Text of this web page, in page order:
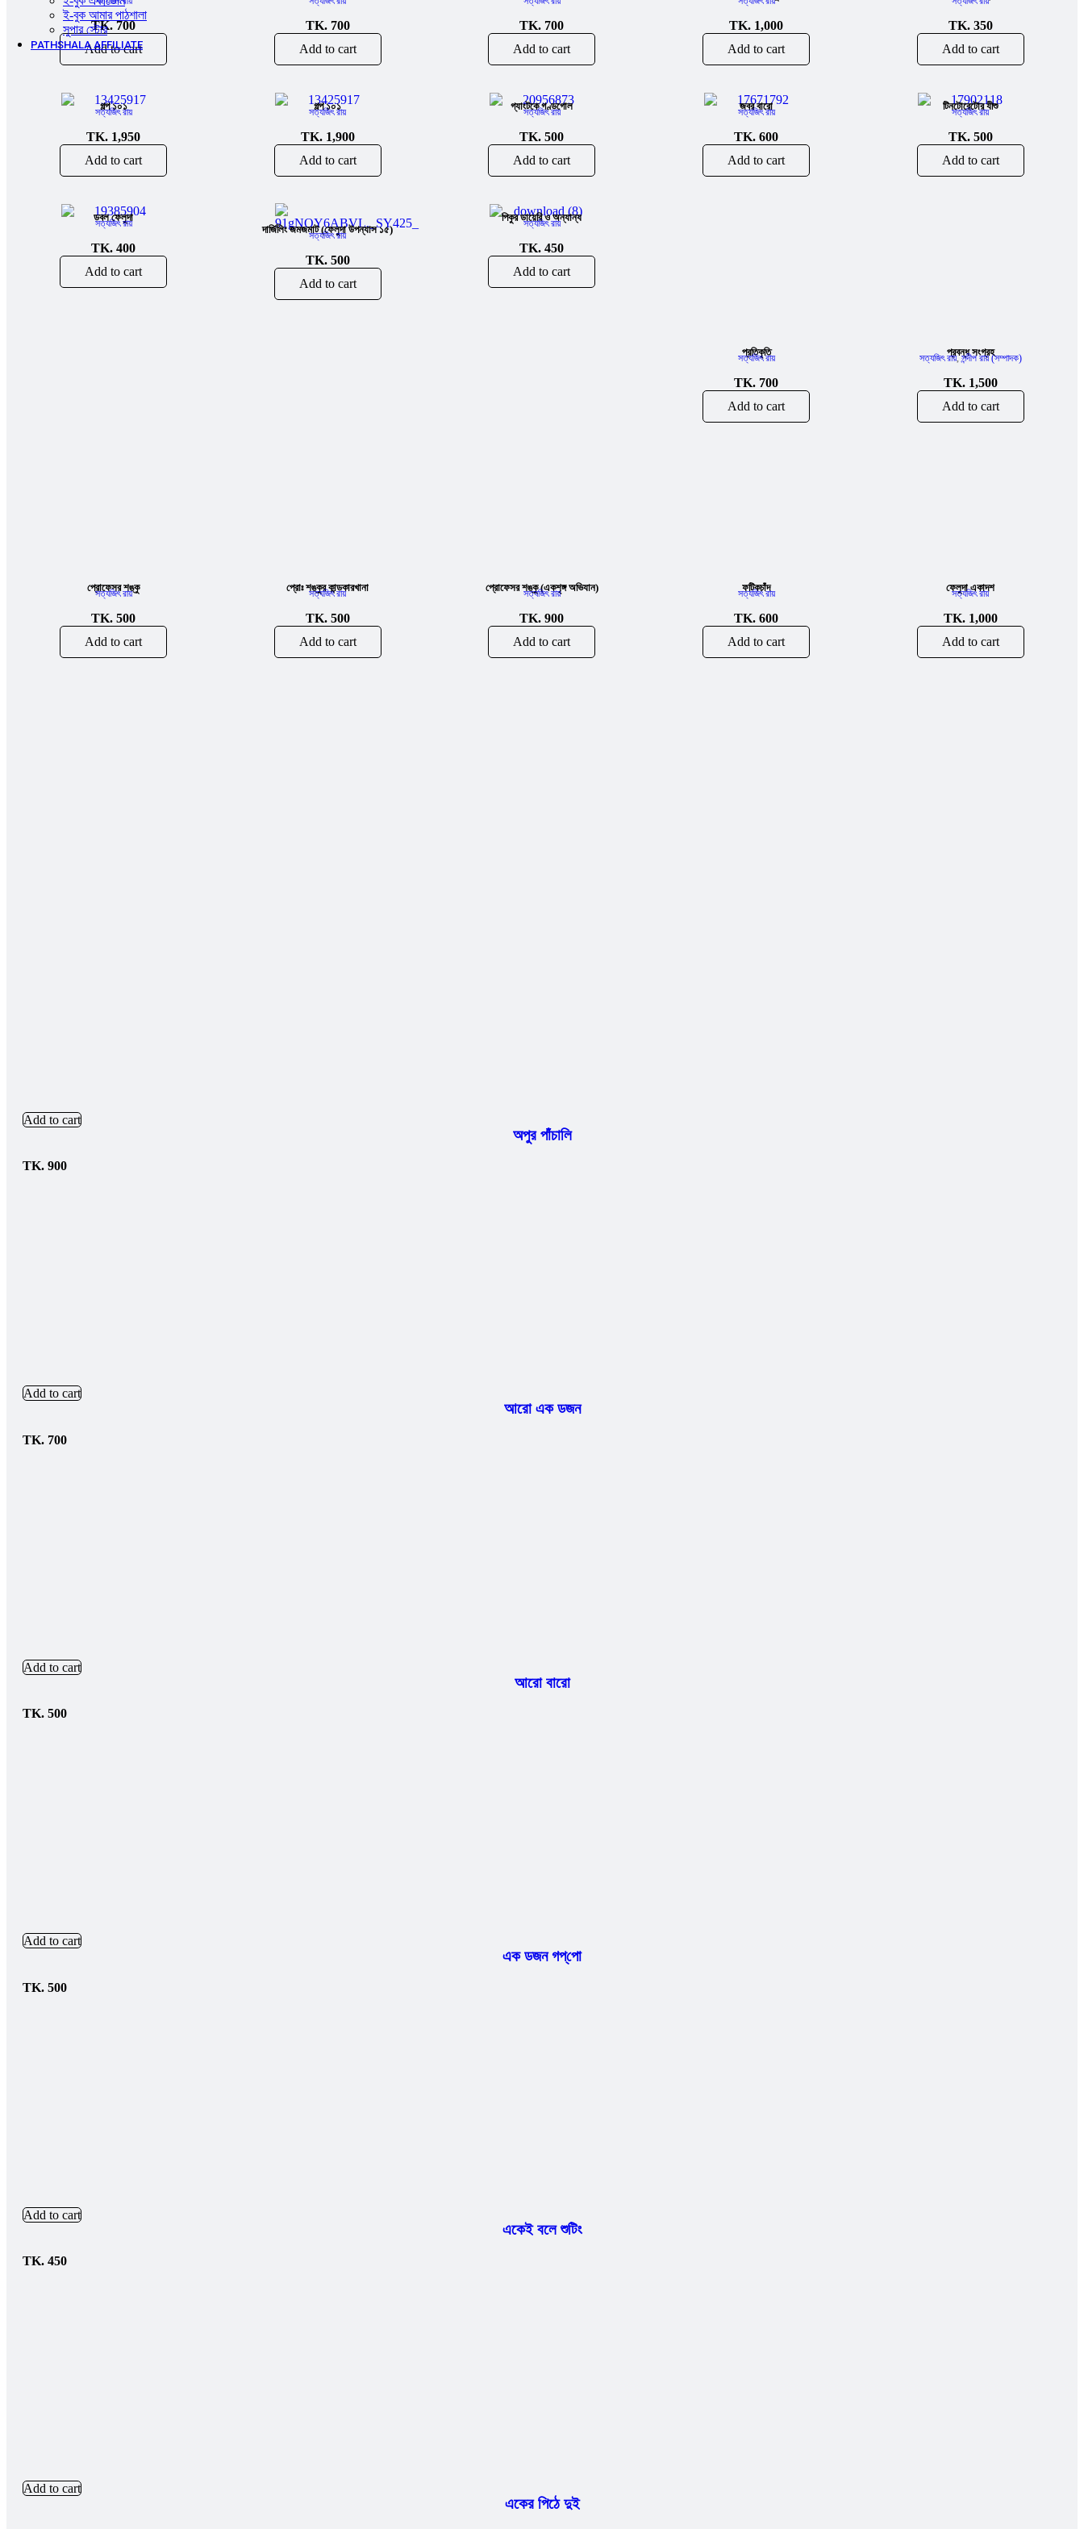
ই-বুক আমার পাঠশালা
সুপার ‍স্টোর
PATHSHALA AFFILIATE
TK.700
Add to cart
TK. 700
Add to cart
TK. 700
Add to cart
TK. 1,000
Add to cart
TK. 350
Add to cart
গল্প ১০১
সত্যজিৎ রায়
TK. 1,950
Add to cart
গল্প ১০১
সত্যজিৎ রায়
TK. 1,900
Add to cart
গ্যাংটকে গণ্ডগোল
সত্যজিৎ রায়
TK.500
Add to cart
জবর বারো
সত্যজিৎ রায়
TK.600
Add to cart
টিনটোরেটোর যীশু
সত্যজিৎ রায়
TK. 500
Add to cart
ডবল ফেলুদা
সত্যজিৎ রায়
TK.400
Add to cart
দার্জিলিং জমজমাট (ফেলুদা উপন্যাস ১৫)
সত্যজিৎ রায়
TK. 500
Add to cart
পিকুর ডায়েরি ও অন্যান্য
সত্যজিৎ রায়
TK.450
Add to cart
প্রতিকৃতি
সত্যজিৎ রায়
TK. 700
Add to cart
প্রবন্ধ সংগ্রহ
সত্যজিৎ রায়,সন্দীপ রায় (সম্পাদক)
TK. 1,500
Add to cart
প্রোফেসর শঙ্কু
সত্যজিৎ রায়
TK.500
Add to cart
প্রোঃ শঙ্কুর কান্ডকারখানা
সত্যজিৎ রায়
TK. 500
Add to cart
প্রোফেসর শঙ্কু (একশৃঙ্গ অভিযান)
সত্যজিৎ রায়
TK.900
Add to cart
ফটিকচাঁদ
সত্যজিৎ রায়
TK.600
Add to cart
ফেলুদা একাদশ
সত্যজিৎ রায়
TK. 1,000
Add to cart
Add to cart
অপুর পাঁচালি
TK. 900
Add to cart
আরো এক ডজন
TK. 700
Add to cart
আরো বারো
TK. 500
Add to cart
এক ডজন গপ্‌পো
TK. 500
Add to cart
একেই বলে শুটিং
TK. 450
Add to cart
একের পিঠে দুই